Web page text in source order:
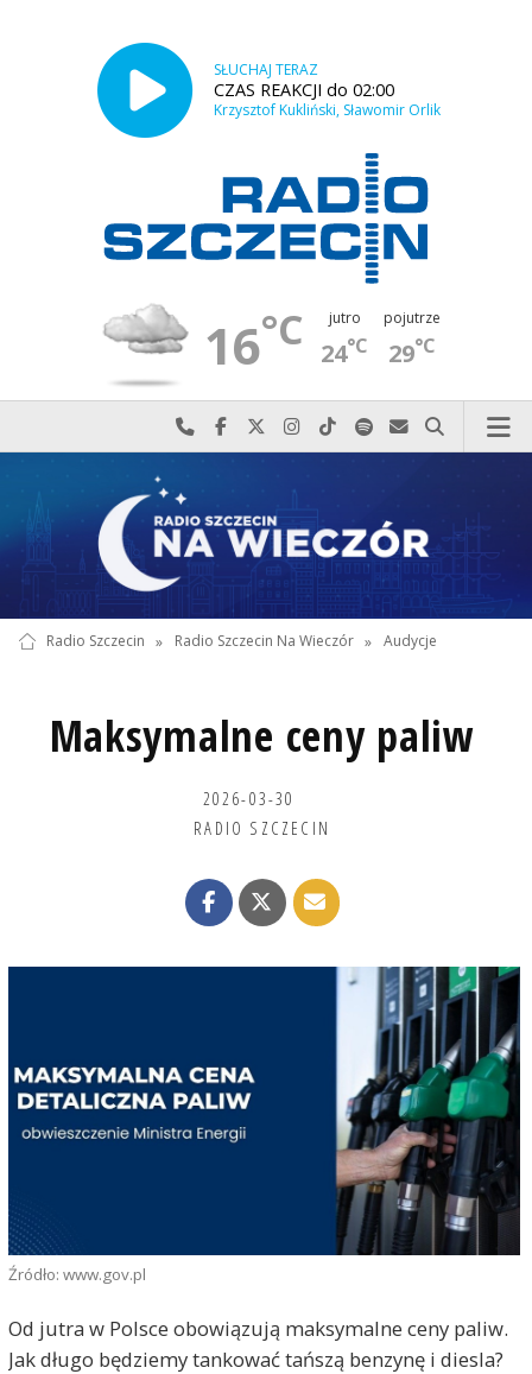
SŁUCHAJ TERAZ
CZAS REAKCJI do 02:00
Krzysztof Kukliński, Sławomir Orlik
16°C jutro
24°C
pojutrze
29°C
Najlepiej po prostu do nas zadzwoń
Odwiedź nas na Facebook-u
Odwiedź nas na X
Odwiedź nas na Instagram-ie
Odwiedź nas na TikTok-u
Szukaj nas na Spotify
Wyślij do nas
Szukaj
Radio Szczecin » Radio Szczecin Na Wieczór » Audycje
Maksymalne ceny paliw
2026-03-30
RADIO SZCZECIN
Źródło: www.gov.pl
Od jutra w Polsce obowiązują maksymalne ceny paliw.
Jak długo będziemy tankować tańszą benzynę i diesla?